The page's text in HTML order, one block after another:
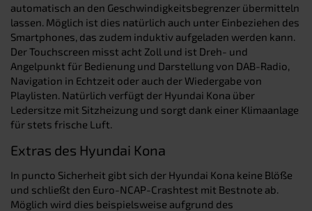
automatisch an den Geschwindigkeitsbegrenzer übermitteln
lassen. Möglich ist dies natürlich auch unter Einbeziehen des
Smartphones, das zudem induktiv aufgeladen werden kann.
Der Touchscreen misst acht Zoll und ist Dreh- und
Angelpunkt für Bedienung und Darstellung von DAB-Radio,
Navigation in Echtzeit oder auch der Wiedergabe von
Playlisten. Natürlich verfügt der Hyundai Kona über
Ledersitze mit Sitzheizung und sorgt dank einer Klimaanlage
für stets frische Luft.
Extras des Hyundai Kona
In puncto Sicherheit gibt sich der Hyundai Kona keine Blöße
und schließt den Euro-NCAP-Crashtest mit Bestnote ab.
Möglich wird dies beispielsweise aufgrund des